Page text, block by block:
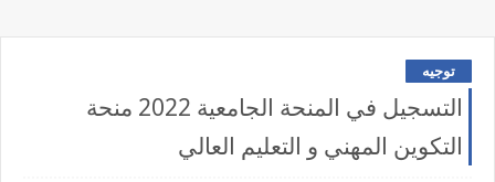
توجيه
التسجيل في المنحة الجامعية 2022 منحة
التكوين المهني و التعليم العالي